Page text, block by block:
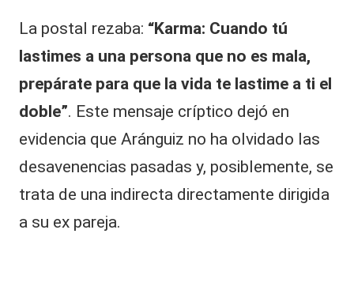
La postal rezaba: “Karma: Cuando tú
lastimes a una persona que no es mala,
prepárate para que la vida te lastime a ti el
doble”. Este mensaje críptico dejó en
evidencia que Aránguiz no ha olvidado las
desavenencias pasadas y, posiblemente, se
trata de una indirecta directamente dirigida
a su ex pareja.